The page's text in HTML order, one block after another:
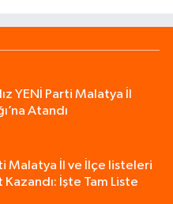
YENİ Parti Malatya İl
Atandı
Malatya İl ve İlçe listeleri
Kazandı: İşte Tam Liste